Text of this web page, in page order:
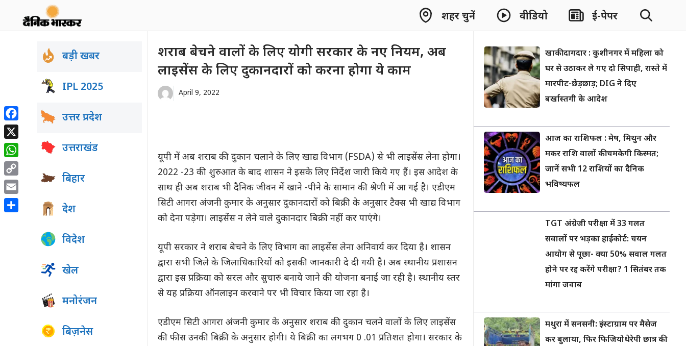
शहर चुनें वीडियो ई-पेपर
शराब बेचने वालों के लिए योगी सरकार के नए नियम, अब
लाइसेंस के लिए दुकानदारों को करना होगा ये काम
April 9, 2022
यूपी में अब शराब की दुकान चलाने के लिए खाद्य विभाग (FSDA) से भी लाइसेंस लेना होगा।
2022 -23 की शुरुआत के बाद शासन ने इसके लिए निर्देश जारी किये गए हैं। इस आदेश के
साथ ही अब शराब भी दैनिक जीवन में खाने -पीने के सामान की श्रेणी में आ गई है। एडीएम
सिटी आगरा अंजनी कुमार के अनुसार दुकानदारों को बिक्री के अनुसार टैक्स भी खाद्य विभाग
को देना पड़ेगा। लाइसेंस न लेने वाले दुकानदार बिक्री नहीं कर पाएंगे।
यूपी सरकार ने शराब बेचने के लिए विभाग का लाइसेंस लेना अनिवार्य कर दिया है। शासन
द्वारा सभी जिले के जिलाधिकारियों को इसकी जानकारी दे दी गयी है। अब स्थानीय प्रशासन
द्वारा इस प्रक्रिया को सरल और सुचारु बनाये जाने की योजना बनाई जा रही है। स्थानीय स्तर
से यह प्रक्रिया ऑनलाइन करवाने पर भी विचार किया जा रहा है।
एडीएम सिटी आगरा अंजनी कुमार के अनुसार शराब की दुकान चलने वालों के लिए लाइसेंस
की फीस उनकी बिक्री के अनुसार होगी। ये बिक्री का लगभग 0 .01 प्रतिशत होगा। सरकार के
बड़ी खबर
IPL 2025
उत्तर प्रदेश
उत्तराखंड
बिहार
देश
विदेश
खेल
मनोरंजन
बिज़नेस
खाकी दागदार : कुशीनगर में महिला को
घर से उठाकर ले गए दो सिपाही, रास्ते में
मारपीट-छेड़छाड़; DIG ने दिए
बर्खास्तगी के आदेश
आज का राशिफल : मेष, मिथुन और
मकर राशि वालों की चमकेगी किस्मत;
जानें सभी 12 राशियों का दैनिक
भविष्यफल
TGT अंग्रेजी परीक्षा में 33 गलत
सवालों पर भड़का हाईकोर्ट: चयन
आयोग से पूछा- क्या 50% सवाल गलत
होने पर रद्द करेंगे परीक्षा? 1 सितंबर तक
मांगा जवाब
मथुरा में सनसनी: इंस्टाग्राम पर मैसेज
कर बुलाया, फिर फिजियोथेरेपी छात्र की
Facebook
X
WhatsApp
Copy
Link
Email